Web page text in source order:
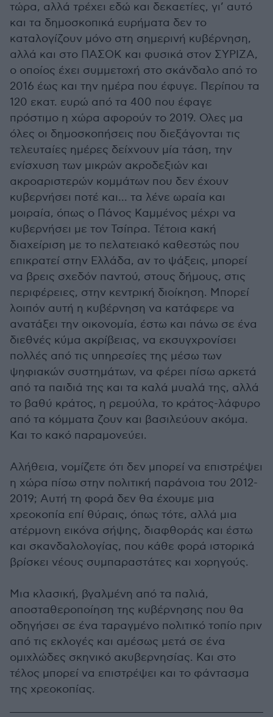
τώρα, αλλά τρέχει εδώ και δεκαετίες, γι’ αυτό
και τα δημοσκοπικά ευρήματα δεν το
καταλογίζουν μόνο στη σημερινή κυβέρνηση,
αλλά και στο ΠΑΣΟΚ και φυσικά στον ΣΥΡΙΖΑ,
ο οποίος έχει συμμετοχή στο σκάνδαλο από το
2016 έως και την ημέρα που έφυγε. Περίπου τα
120 εκατ. ευρώ από τα 400 που έφαγε
πρόστιμο η χώρα αφορούν το 2019. Ολες μα
όλες οι δημοσκοπήσεις που διεξάγονται τις
τελευταίες ημέρες δείχνουν μία τάση, την
ενίσχυση των μικρών ακροδεξιών και
ακροαριστερών κομμάτων που δεν έχουν
κυβερνήσει ποτέ και... τα λένε ωραία και
μοιραία, όπως ο Πάνος Καμμένος μέχρι να
κυβερνήσει με τον Τσίπρα. Τέτοια κακή
διαχείριση με το πελατειακό καθεστώς που
επικρατεί στην Ελλάδα, αν το ψάξεις, μπορεί
να βρεις σχεδόν παντού, στους δήμους, στις
περιφέρειες, στην κεντρική διοίκηση. Μπορεί
λοιπόν αυτή η κυβέρνηση να κατάφερε να
ανατάξει την οικονομία, έστω και πάνω σε ένα
διεθνές κύμα ακρίβειας, να εκσυγχρονίσει
πολλές από τις υπηρεσίες της μέσω των
ψηφιακών συστημάτων, να φέρει πίσω αρκετά
από τα παιδιά της και τα καλά μυαλά της, αλλά
το βαθύ κράτος, η ρεμούλα, το κράτος-λάφυρο
από τα κόμματα ζουν και βασιλεύουν ακόμα.
Και το κακό παραμονεύει.
Αλήθεια, νομίζετε ότι δεν μπορεί να επιστρέψει
η χώρα πίσω στην πολιτική παράνοια του 2012-
2019; Αυτή τη φορά δεν θα έχουμε μια
χρεοκοπία επί θύραις, όπως τότε, αλλά μια
ατέρμονη εικόνα σήψης, διαφθοράς και έστω
και σκανδαλολογίας, που κάθε φορά ιστορικά
βρίσκει νέους συμπαραστάτες και χορηγούς.
Μια κλασική, βγαλμένη από τα παλιά,
αποσταθεροποίηση της κυβέρνησης που θα
οδηγήσει σε ένα ταραγμένο πολιτικό τοπίο πριν
από τις εκλογές και αμέσως μετά σε ένα
ομιχλώδες σκηνικό ακυβερνησίας. Και στο
τέλος μπορεί να επιστρέψει και το φάντασμα
της χρεοκοπίας.